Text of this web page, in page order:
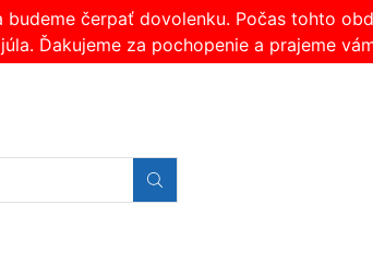
čerpať dovolenku. Počas tohto
Ďakujeme za pochopenie a prajeme